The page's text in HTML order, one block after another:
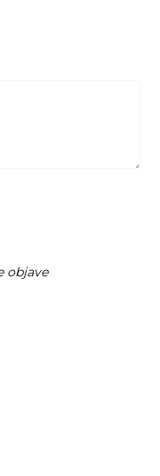
objave